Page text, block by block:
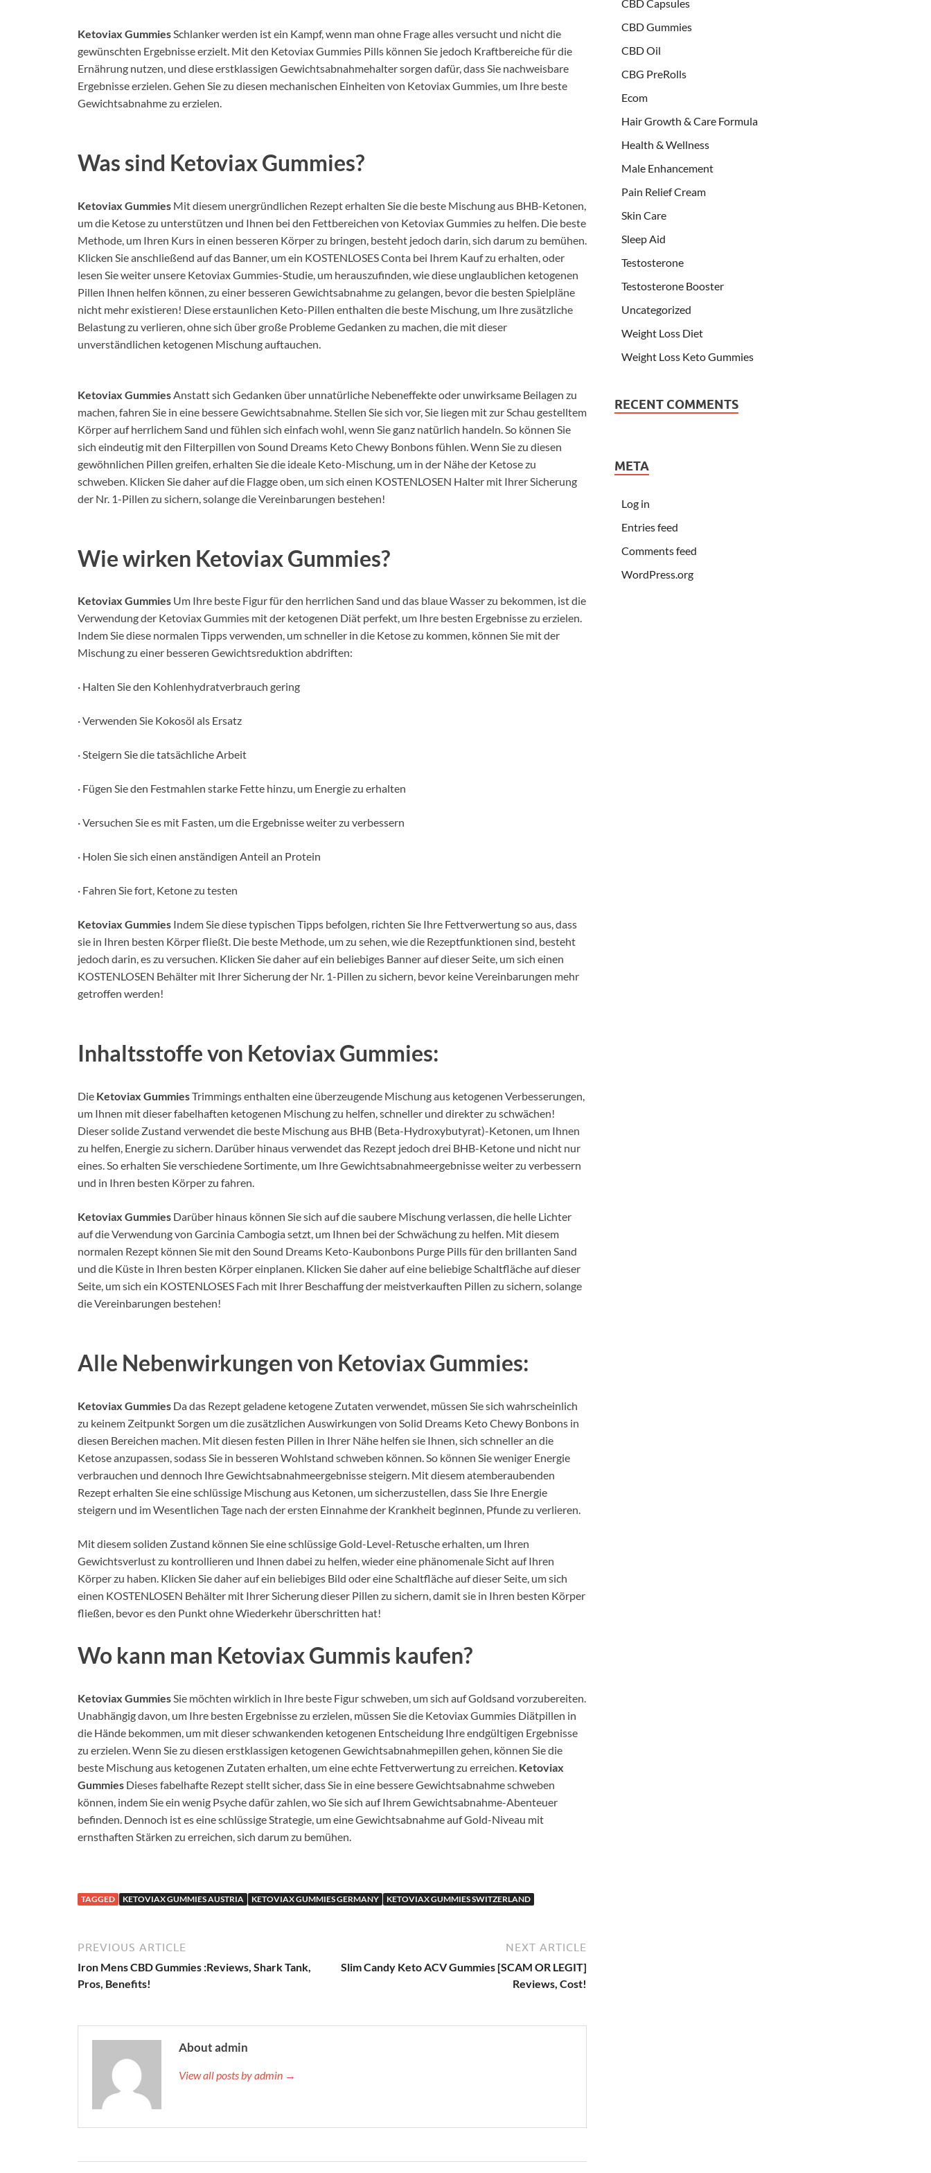
Ketoviax GummiesSchlanker werden ist ein Kampf, wenn man ohne Frage alles versucht und nicht die
gewünschten Ergebnisse erzielt. Mit den Ketoviax Gummies Pills können Sie jedoch Kraftbereiche für die
Ernährung nutzen, und diese erstklassigen Gewichtsabnahmehalter sorgen dafür, dass Sie nachweisbare
Ergebnisse erzielen. Gehen Sie zu diesen mechanischen Einheiten von Ketoviax Gummies, um Ihre beste
Gewichtsabnahme zu erzielen.
Was sind Ketoviax Gummies?
Ketoviax Gummies Mit diesem unergründlichen Rezept erhalten Sie die beste Mischung aus BHB-Ketonen,
um die Ketose zu unterstützen und Ihnen bei den Fettbereichen von Ketoviax Gummies zu helfen. Die beste
Methode, um Ihren Kurs in einen besseren Körper zu bringen, besteht jedoch darin, sich darum zu bemühen.
Klicken Sie anschließend auf das Banner, um ein KOSTENLOSES Conta bei Ihrem Kauf zu erhalten, oder
lesen Sie weiter unsere Ketoviax Gummies-Studie, um herauszufinden, wie diese unglaublichen ketogenen
Pillen Ihnen helfen können, zu einer besseren Gewichtsabnahme zu gelangen, bevor die besten Spielpläne
nicht mehr existieren! Diese erstaunlichen Keto-Pillen enthalten die beste Mischung, um Ihre zusätzliche
Belastung zu verlieren, ohne sich über große Probleme Gedanken zu machen, die mit dieser
unverständlichen ketogenen Mischung auftauchen.
Ketoviax Gummies Anstatt sich Gedanken über unnatürliche Nebeneffekte oder unwirksame Beilagen zu
machen, fahren Sie in eine bessere Gewichtsabnahme. Stellen Sie sich vor, Sie liegen mit zur Schau gestelltem
Körper auf herrlichem Sand und fühlen sich einfach wohl, wenn Sie ganz natürlich handeln. So können Sie
sich eindeutig mit den Filterpillen von Sound Dreams Keto Chewy Bonbons fühlen. Wenn Sie zu diesen
gewöhnlichen Pillen greifen, erhalten Sie die ideale Keto-Mischung, um in der Nähe der Ketose zu
schweben. Klicken Sie daher auf die Flagge oben, um sich einen KOSTENLOSEN Halter mit Ihrer Sicherung
der Nr. 1-Pillen zu sichern, solange die Vereinbarungen bestehen!
Wie wirken Ketoviax Gummies?
Ketoviax Gummies Um Ihre beste Figur für den herrlichen Sand und das blaue Wasser zu bekommen, ist die
Verwendung der Ketoviax Gummies mit der ketogenen Diät perfekt, um Ihre besten Ergebnisse zu erzielen.
Indem Sie diese normalen Tipps verwenden, um schneller in die Ketose zu kommen, können Sie mit der
Mischung zu einer besseren Gewichtsreduktion abdriften:
· Halten Sie den Kohlenhydratverbrauch gering
· Verwenden Sie Kokosöl als Ersatz
· Steigern Sie die tatsächliche Arbeit
· Fügen Sie den Festmahlen starke Fette hinzu, um Energie zu erhalten
· Versuchen Sie es mit Fasten, um die Ergebnisse weiter zu verbessern
· Holen Sie sich einen anständigen Anteil an Protein
· Fahren Sie fort, Ketone zu testen
Ketoviax Gummies Indem Sie diese typischen Tipps befolgen, richten Sie Ihre Fettverwertung so aus, dass
sie in Ihren besten Körper fließt. Die beste Methode, um zu sehen, wie die Rezeptfunktionen sind, besteht
jedoch darin, es zu versuchen. Klicken Sie daher auf ein beliebiges Banner auf dieser Seite, um sich einen
KOSTENLOSEN Behälter mit Ihrer Sicherung der Nr. 1-Pillen zu sichern, bevor keine Vereinbarungen mehr
getroffen werden!
Inhaltsstoffe von Ketoviax Gummies:
Die Ketoviax GummiesTrimmings enthalten eine überzeugende Mischung aus ketogenen Verbesserungen,
um Ihnen mit dieser fabelhaften ketogenen Mischung zu helfen, schneller und direkter zu schwächen!
Dieser solide Zustand verwendet die beste Mischung aus BHB (Beta-Hydroxybutyrat)-Ketonen, um Ihnen
zu helfen, Energie zu sichern. Darüber hinaus verwendet das Rezept jedoch drei BHB-Ketone und nicht nur
eines. So erhalten Sie verschiedene Sortimente, um Ihre Gewichtsabnahmeergebnisse weiter zu verbessern
und in Ihren besten Körper zu fahren.
Ketoviax Gummies Darüber hinaus können Sie sich auf die saubere Mischung verlassen, die helle Lichter
auf die Verwendung von Garcinia Cambogia setzt, um Ihnen bei der Schwächung zu helfen. Mit diesem
normalen Rezept können Sie mit den Sound Dreams Keto-Kaubonbons Purge Pills für den brillanten Sand
und die Küste in Ihren besten Körper einplanen. Klicken Sie daher auf eine beliebige Schaltfläche auf dieser
Seite, um sich ein KOSTENLOSES Fach mit Ihrer Beschaffung der meistverkauften Pillen zu sichern, solange
die Vereinbarungen bestehen!
Alle Nebenwirkungen von Ketoviax Gummies:
Ketoviax Gummies Da das Rezept geladene ketogene Zutaten verwendet, müssen Sie sich wahrscheinlich
zu keinem Zeitpunkt Sorgen um die zusätzlichen Auswirkungen von Solid Dreams Keto Chewy Bonbons in
diesen Bereichen machen. Mit diesen festen Pillen in Ihrer Nähe helfen sie Ihnen, sich schneller an die
Ketose anzupassen, sodass Sie in besseren Wohlstand schweben können. So können Sie weniger Energie
verbrauchen und dennoch Ihre Gewichtsabnahmeergebnisse steigern. Mit diesem atemberaubenden
Rezept erhalten Sie eine schlüssige Mischung aus Ketonen, um sicherzustellen, dass Sie Ihre Energie
steigern und im Wesentlichen Tage nach der ersten Einnahme der Krankheit beginnen, Pfunde zu verlieren.
Mit diesem soliden Zustand können Sie eine schlüssige Gold-Level-Retusche erhalten, um Ihren
Gewichtsverlust zu kontrollieren und Ihnen dabei zu helfen, wieder eine phänomenale Sicht auf Ihren
Körper zu haben. Klicken Sie daher auf ein beliebiges Bild oder eine Schaltfläche auf dieser Seite, um sich
einen KOSTENLOSEN Behälter mit Ihrer Sicherung dieser Pillen zu sichern, damit sie in Ihren besten Körper
fließen, bevor es den Punkt ohne Wiederkehr überschritten hat!
Wo kann man Ketoviax Gummis kaufen?
Ketoviax GummiesSie möchten wirklich in Ihre beste Figur schweben, um sich auf Goldsand vorzubereiten.
Unabhängig davon, um Ihre besten Ergebnisse zu erzielen, müssen Sie die Ketoviax Gummies Diätpillen in
die Hände bekommen, um mit dieser schwankenden ketogenen Entscheidung Ihre endgültigen Ergebnisse
zu erzielen. Wenn Sie zu diesen erstklassigen ketogenen Gewichtsabnahmepillen gehen, können Sie die
beste Mischung aus ketogenen Zutaten erhalten, um eine echte Fettverwertung zu erreichen. Ketoviax
Gummies Dieses fabelhafte Rezept stellt sicher, dass Sie in eine bessere Gewichtsabnahme schweben
können, indem Sie ein wenig Psyche dafür zahlen, wo Sie sich auf Ihrem Gewichtsabnahme-Abenteuer
befinden. Dennoch ist es eine schlüssige Strategie, um eine Gewichtsabnahme auf Gold-Niveau mit
ernsthaften Stärken zu erreichen, sich darum zu bemühen.
TAGGED KETOVIAX GUMMIES AUSTRIA KETOVIAX GUMMIES GERMANY KETOVIAX GUMMIES SWITZERLAND
PREVIOUS ARTICLE
Iron Mens CBD Gummies :Reviews, Shark Tank,
Pros, Benefits!
NEXT ARTICLE
Slim Candy Keto ACV Gummies [SCAM OR LEGIT]
Reviews, Cost!
About admin
View all posts by admin →
CBD Capsules
CBD Gummies
CBD Oil
CBG PreRolls
Ecom
Hair Growth & Care Formula
Health & Wellness
Male Enhancement
Pain Relief Cream
Skin Care
Sleep Aid
Testosterone
Testosterone Booster
Uncategorized
Weight Loss Diet
Weight Loss Keto Gummies
RECENT COMMENTS
META
Log in
Entries feed
Comments feed
WordPress.org